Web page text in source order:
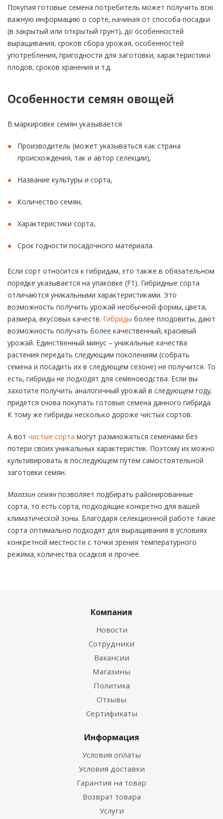
Покупая готовые семена потребитель может получить всю
важную информацию о сорте, начиная от способа посадки
(в закрытый или открытый грунт), до особенностей
выращивания, сроков сбора урожая, особенностей
употребления, пригодности для заготовки, характеристики
плодов, сроков хранения и т.д.
Особенности семян овощей
В маркировке семян указывается
Производитель (может указываться как страна
происхождения, так и автор селекции),
Название культуры и сорта,
Количество семян,
Характеристики сорта,
Срок годности посадочного материала.
Если сорт относится к гибридам, это также в обязательном
порядке указывается на упаковке (F1). Гибридные сорта
отличаются уникальными характеристиками. Это
возможность получить урожай необычной формы, цвета,
размера, вкусовых качеств. Гибриды более плодовиты, дают
возможность получать более качественный, красивый
урожай. Единственный минус – уникальные качества
растения передать следующим поколениям (собрать
семена и посадить их в следующем сезоне) не получится. То
есть, гибриды не подходят для семеноводства. Если вы
захотите получить аналогичный урожай в следующем году,
придется снова покупать готовые семена данного гибрида.
К тому же гибриды несколько дороже чистых сортов.
А вот чистые сорта могут размножаться семенами без
потери своих уникальных характеристик. Поэтому их можно
культивировать в последующем путем самостоятельной
заготовки семян.
Магазин семян позволяет подбирать районированные
сорта, то есть сорта, подходящие конкретно для вашей
климатической зоны. Благодаря селекционной работе такие
сорта оптимально подходят для выращивания в условиях
конкретной местности с точки зрения температурного
режима, количества осадков и прочее.
Компания
Новости
Сотрудники
Вакансии
Магазины
Политика
Отзывы
Сертификаты
Информация
Условия оплаты
Условия доставки
Гарантия на товар
Возврат товара
Услуги